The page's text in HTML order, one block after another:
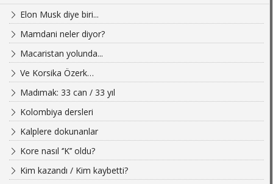
Elon Musk diye biri...
Mamdani neler diyor?
Macaristan yolunda...
Ve Korsika Özerk…
Madımak: 33 can / 33 yıl
Kolombiya dersleri
Kalplere dokunanlar
Kore nasıl ‘’K’’ oldu?
Kim kazandı / Kim kaybetti?